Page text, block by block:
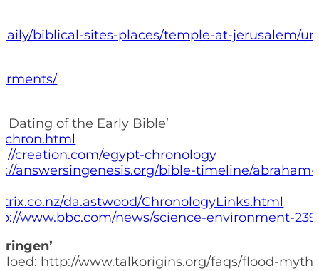
biblical-sites-places/temple-at-jerusalem/
Dating of the Early Bible’
creation.com/egypt-chronology
answersingenesis.org/bible-timeline/
da.astwood/ChronologyLinks.html
www.bbc.com/news/science-environment-
http://www.talkorigins.org/faqs/flood-